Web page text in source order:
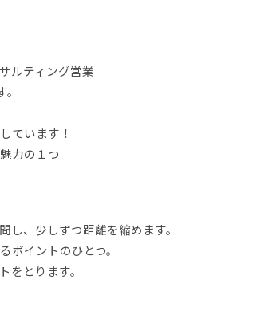
ルティング営業
ています！
力の１つ
、少しずつ距離を縮めます。
イントのひとつ。
をとります。